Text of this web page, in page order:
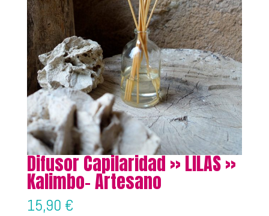
Difusor Capilaridad » LILAS »
Kalimbo- Artesano
15,90 €